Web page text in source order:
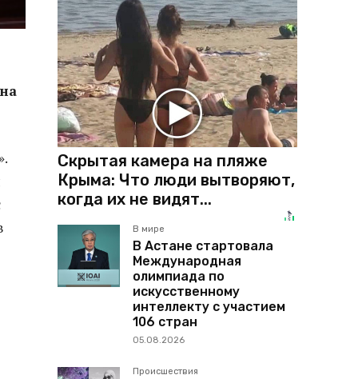
Скрытая камера на пляже
Крыма: Что люди вытворяют,
когда их не видят...
В мире
В Астане стартовала
Международная
олимпиада по
искусственному
интеллекту с участием
106 стран
05.08.2026
Происшествия